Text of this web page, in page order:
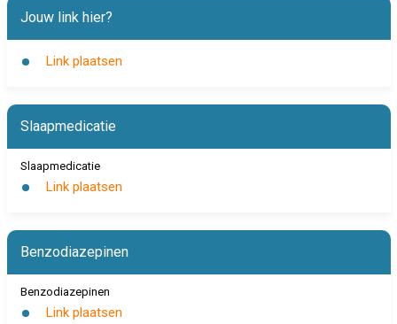
Jouw link hier?
Link plaatsen
Slaapmedicatie
Slaapmedicatie
Link plaatsen
Benzodiazepinen
Benzodiazepinen
Link plaatsen